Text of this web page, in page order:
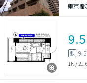
東京
9.5
敷
1K /